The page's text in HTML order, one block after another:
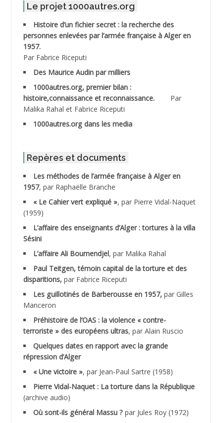
ABDELMOUMENE Ahmed
ABDESMED Mohamed ben Kaddour
ABDESSELAMI Kouider
ABDESSLEM Ahmed dit le Coiffeur
ABDOUDOU
ABID Mohamed
ABNOUN Salah
ACHACHE M.*
ACHLAF Ali
ADALMI
ADANE Ramdane *
ADDAD
ADDALA Boualem*
ADDANE
ADDECHE Rachid
Le projet 1000autres.org
Histoire d’un fichier secret : la recherche des
personnes enlevées par l’armée française à Alger en
1957.
Par Fabrice Riceputi
Des Maurice Audin par milliers
1000autres.org, premier bilan :
histoire,connaissance et reconnaissance.
Par
Malika Rahal et Fabrice Riceputi
1000autres.org dans les media
Repères et documents
Les méthodes de l’armée française à Alger en
1957, par Raphaëlle Branche
« Le Cahier vert expliqué », par Pierre Vidal-Naquet
(1959)
L’affaire des enseignants d’Alger : tortures à la villa
Sésini
L’affaire Ali Boumendjel, par Malika Rahal
Paul Teitgen, témoin capital de la torture et des
disparitions, par Fabrice Riceputi
Les guillotinés de Barberousse en 1957, par Gilles
Manceron
Préhistoire de l’OAS : la violence « contre-
terroriste » des européens ultras, par Alain Ruscio
Quelques dates en rapport avec la grande
répression d’Alger
« Une victoire », par Jean-Paul Sartre (1958)
Pierre Vidal-Naquet : La torture dans la République
(archive audio)
Où sont-ils général Massu ? par Jules Roy (1972)